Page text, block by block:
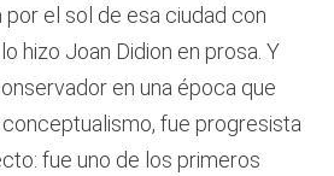
por el sol de esa ciudad con
hizo Joan Didion en prosa. Y
en una época que
fue progresista
fue uno de los primeros